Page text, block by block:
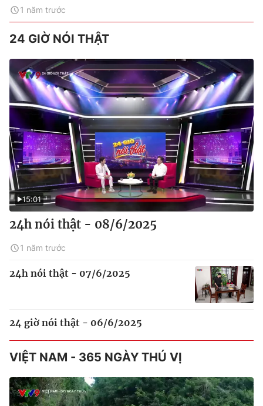
1 năm trước
24 GIỜ NÓI THẬT
15:01
24h nói thật - 08/6/2025
1 năm trước
24h nói thật - 07/6/2025
24 giờ nói thật - 06/6/2025
VIỆT NAM - 365 NGÀY THÚ VỊ